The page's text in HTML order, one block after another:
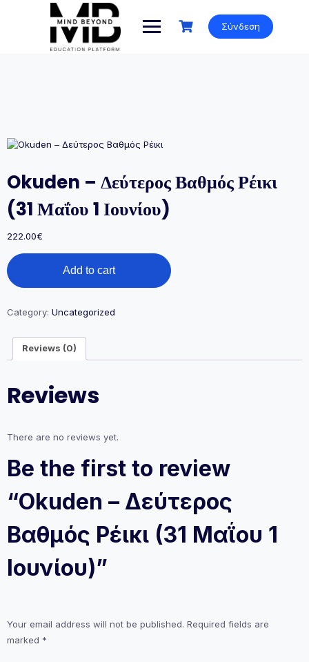
Σύνδεση
Okuden – Δεύτερος Βαθμός Ρέικι
(31 Μαΐου 1 Ιουνίου)
222.00€
Okuden
–
Δεύτερος
Ρέικι
Μαΐου
Ιουνίου)
Add to cart
Category: Uncategorized
Reviews (0)
Reviews
There are no reviews yet.
Be the first to review
“Okuden – Δεύτερος
Βαθμός Ρέικι (31 Μαΐου 1
Ιουνίου)”
Your email address will not be published. Required fields are
marked *